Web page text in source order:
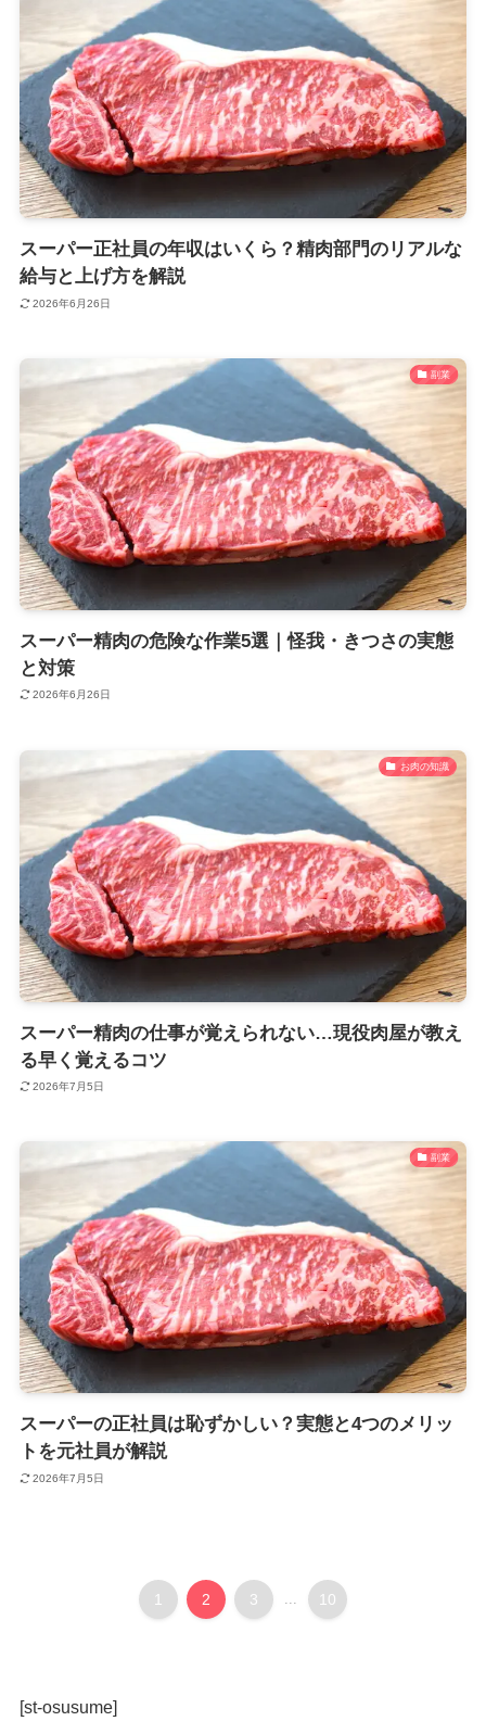
スーパー正社員の年収はいくら？精肉部門のリアルな
給与と上げ方を解説
2026年6月26日
副業
スーパー精肉の危険な作業5選｜怪我・きつさの実態
と対策
2026年6月26日
お肉の知識
スーパー精肉の仕事が覚えられない…現役肉屋が教え
る早く覚えるコツ
2026年7月5日
副業
スーパーの正社員は恥ずかしい？実態と4つのメリッ
トを元社員が解説
2026年7月5日
1 2 3 ... 10
[st-osusume]